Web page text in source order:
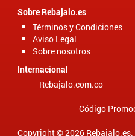
Sobre Rebajalo.es
Términos y Condiciones
Aviso Legal
Sobre nosotros
Internacional
Rebajalo.com.co
Código
Copyright © 2026